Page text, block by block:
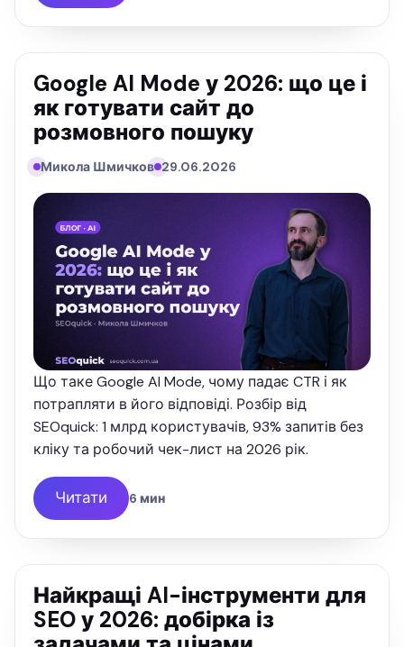
Google AI Mode у 2026: що це і
як готувати сайт до
розмовного пошуку
Микола Шмичков 29.06.2026
Що таке Google AI Mode, чому падає CTR і як
потрапляти в його відповіді. Розбір від
SEOquick: 1 млрд користувачів, 93% запитів без
кліку та робочий чек-лист на 2026 рік.
Читати 6 мин
Найкращі AI-інструменти для
SEO у 2026: добірка із